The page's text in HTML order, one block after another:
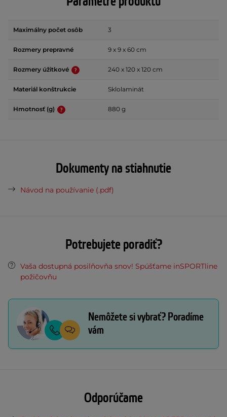
Maximálny počet osôb 3
Rozmery prepravné 9 x 9 x 60 cm
Rozmery úžitkové 240 x 120 x 120 cm
Materiál konštrukcie Sklolaminát
Hmotnosť (g) 880 g
Dokumenty na stiahnutie
Návod na používanie (.pdf)
Potrebujete poradiť?
Vaša dostupná posilňovňa snov! Spúšťame inSPORTline
požičovňu
Nemôžete si vybrať? Poradíme
vám
Odporúčame